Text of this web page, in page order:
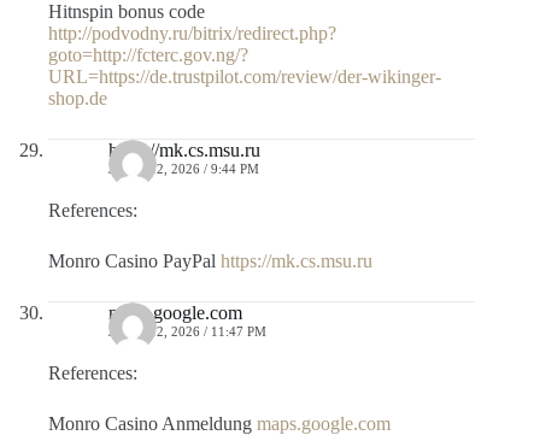
Hitnspin bonus code
http://podvodny.ru/bitrix/redirect.php?
goto=http://fcterc.gov.ng/?
URL=https://de.trustpilot.com/review/der-wikinger-
shop.de
https://mk.cs.msu.ru
JULIO 12, 2026 / 9:44 PM
References:
Monro Casino PayPal https://mk.cs.msu.ru
maps.google.com
JULIO 12, 2026 / 11:47 PM
References:
Monro Casino Anmeldung maps.google.com